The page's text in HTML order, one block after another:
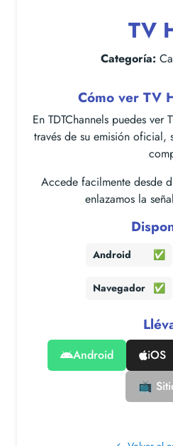
TV
Categoría:
Cómo ver TV
En TDTChannels puedes ver
través de su emisión oficial,
Accede facilmente desde
enlazamos la
Android ✅
Navegador ✅
Android iOS
📺